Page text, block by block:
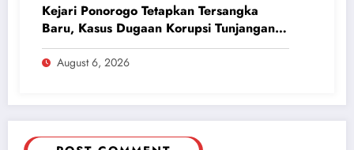
Kejari Ponorogo Tetapkan Tersangka
Baru, Kasus Dugaan Korupsi Tunjangan
Perumahan DPRD 2023-2026
August 6, 2026